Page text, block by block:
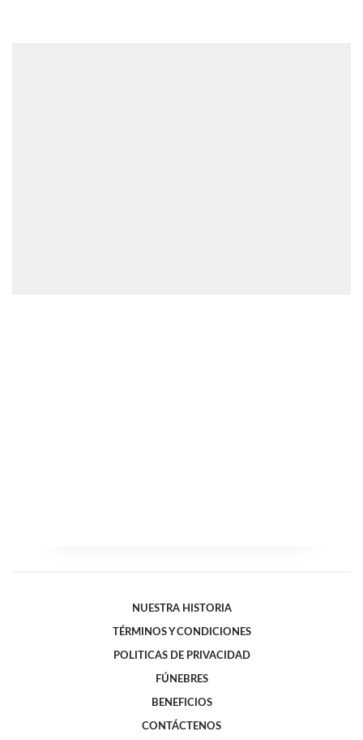
NUESTRA HISTORIA
TÉRMINOS Y CONDICIONES
POLITICAS DE PRIVACIDAD
FÚNEBRES
BENEFICIOS
CONTÁCTENOS